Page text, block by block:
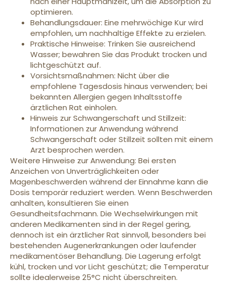
optimieren.
Behandlungsdauer: Eine mehrwöchige Kur wird
empfohlen, um nachhaltige Effekte zu erzielen.
Praktische Hinweise: Trinken Sie ausreichend
Wasser; bewahren Sie das Produkt trocken und
lichtgeschützt auf.
Vorsichtsmaßnahmen: Nicht über die
empfohlene Tagesdosis hinaus verwenden; bei
bekannten Allergien gegen Inhaltsstoffe
ärztlichen Rat einholen.
Hinweis zur Schwangerschaft und Stillzeit:
Informationen zur Anwendung während
Schwangerschaft oder Stillzeit sollten mit einem
Arzt besprochen werden.
Weitere Hinweise zur Anwendung: Bei ersten
Anzeichen von Unverträglichkeiten oder
Magenbeschwerden während der Einnahme kann die
Dosis temporär reduziert werden. Wenn Beschwerden
anhalten, konsultieren Sie einen
Gesundheitsfachmann. Die Wechselwirkungen mit
anderen Medikamenten sind in der Regel gering,
dennoch ist ein ärztlicher Rat sinnvoll, besonders bei
bestehenden Augenerkrankungen oder laufender
medikamentöser Behandlung. Die Lagerung erfolgt
kühl, trocken und vor Licht geschützt; die Temperatur
sollte idealerweise 25°C nicht überschreiten.